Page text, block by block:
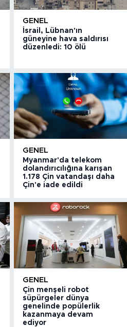
GENEL
İsrail, Lübnan'ın
güneyine hava saldırısı
düzenledi: 10 ölü
GENEL
Myanmar'da telekom
dolandırıcılığına karışan
1.178 Çin vatandaşı daha
Çin'e iade edildi
GENEL
Çin menşeli robot
süpürgeler dünya
genelinde popülerlik
kazanmaya devam
ediyor